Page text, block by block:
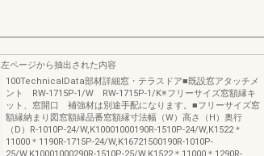
左ページから抽出された内容
100TechnicalData部材詳細窓・テラスドア■既設窓アタッチメ
ント RW-1715P-1/W RW-1715P-1/K※フリーサイズ窓額縁キ
ット、窓開口 補強材は別途手配になります。■フリーサイズ窓
額縁納まり図窓額縁品番窓額縁寸法幅（W）高さ（H）奥行
（D）R-1010P-24/W,K10001000190R-1510P-24/W,K1522＊
11000＊1190R-1715P-24/W,K16721500190R-1010P-
25/W,K10001000290R-1510P-25/W,K1522＊11000＊1290R-